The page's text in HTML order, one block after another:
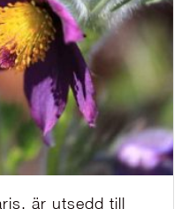
är utsedd till